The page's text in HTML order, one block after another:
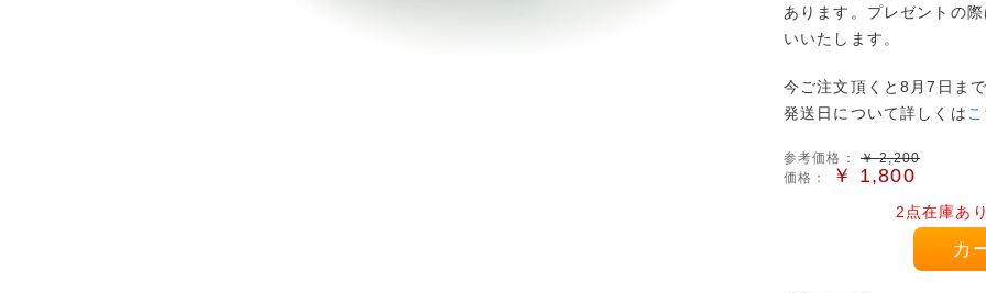
あります。プレゼントの
いいたします。
今ご注文頂くと8月7日ま
発送日について詳しくは
参考価格： ￥2,200
価格：
￥ 1,800
2点在庫あ
カ